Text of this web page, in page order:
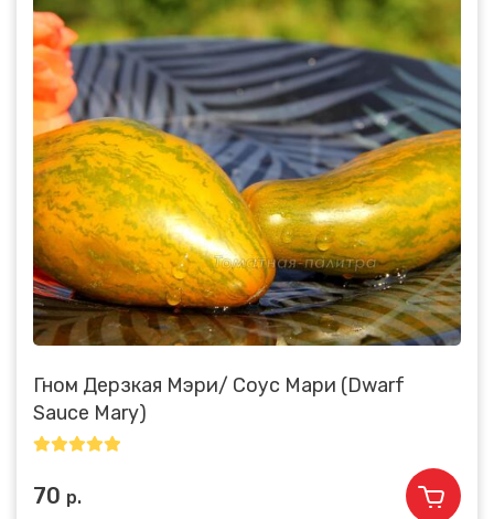
Гном Дерзкая Мэри/ Соус Мари (Dwarf
Sauce Mary)
70 р.